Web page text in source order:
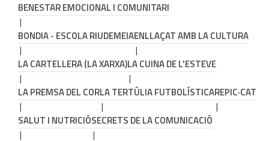
BENESTAR EMOCIONAL I COMUNITARI
BONDIA - ESCOLA RIUDEMEIAENLLAÇAT AMB LA CULTURA
LA CARTELLERA (LA XARXA)LA CUINA DE L'ESTEVE
LA PREMSA DEL CORLA TERTÚLIA FUTBOLÍSTICAREPIC·CAT
SALUT I NUTRICIÓSECRETS DE LA COMUNICACIÓ